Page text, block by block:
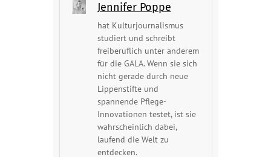
Jennifer Poppe
hat Kulturjournalismus
studiert und schreibt
freiberuflich unter anderem
für die GALA. Wenn sie sich
nicht gerade durch neue
Lippenstifte und
spannende Pflege-
Innovationen testet, ist sie
wahrscheinlich dabei,
laufend die Welt zu
entdecken.